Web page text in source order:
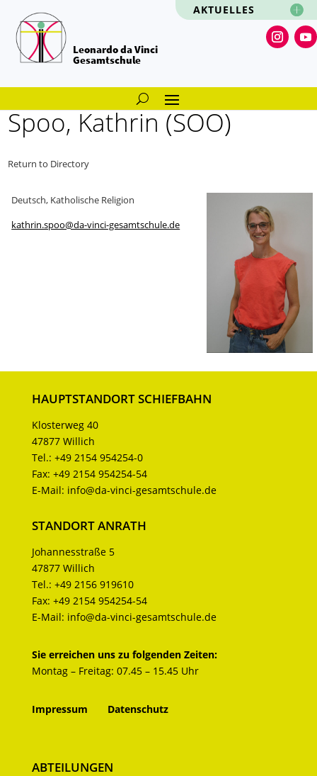
AKTUELLES
Leonardo da Vinci
Gesamtschule
Spoo, Kathrin (SOO)
Return to Directory
Deutsch, Katholische Religion
kathrin.spoo@da-vinci-gesamtschule.de
HAUPTSTANDORT SCHIEFBAHN
Klosterweg 40
47877 Willich
Tel.: +49 2154 954254-0
Fax: +49 2154 954254-54
E-Mail: info@da-vinci-gesamtschule.de
STANDORT ANRATH
Johannesstraße 5
47877 Willich
Tel.: +49 2156 919610
Fax: +49 2154 954254-54
E-Mail: info@da-vinci-gesamtschule.de
Sie erreichen uns zu folgenden Zeiten:
Montag – Freitag: 07.45 – 15.45 Uhr
Impressum Datenschutz
ABTEILUNGEN